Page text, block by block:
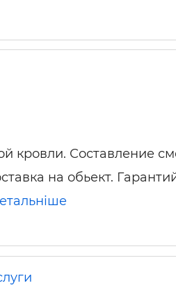
кровли. Составление
на обьект.